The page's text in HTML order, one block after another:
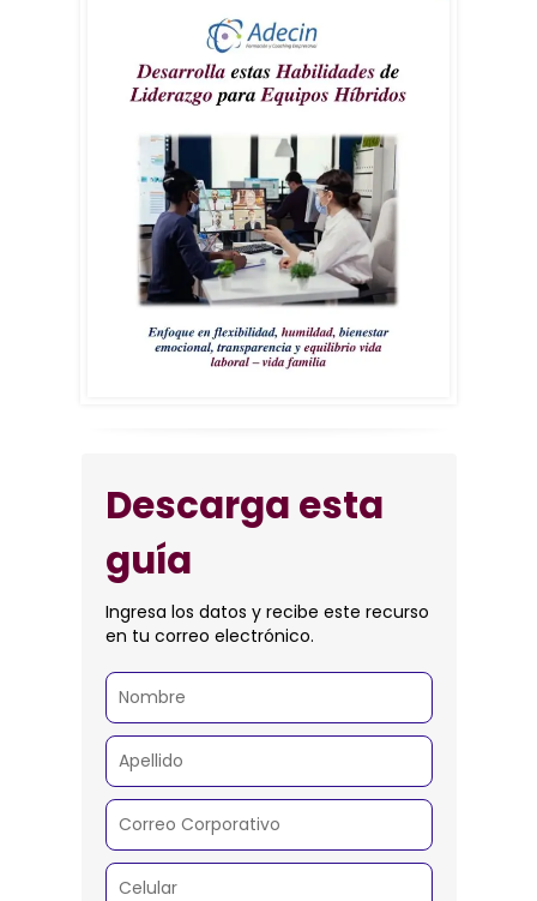
Descarga esta
guía
Ingresa los datos y recibe este recurso
en tu correo electrónico.